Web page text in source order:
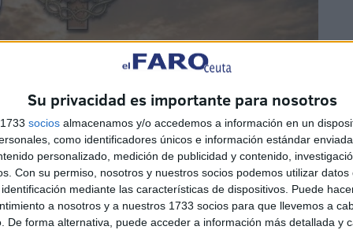
Su privacidad es importante para nosotros
socios almacenamos y/o accedemos a información en un
como identificadores únicos e información estándar
personalizado, medición de publicidad y contenido,
Con su permiso, nosotros y nuestros socios podemos utilizar datos
mediante las características de dispositivos. Puede
a nosotros y a nuestros 1733 socios para que llevemos a
De forma alternativa, puede acceder a información más detallada y